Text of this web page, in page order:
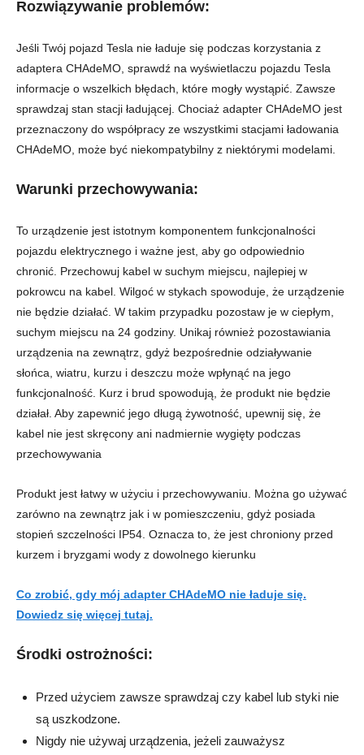
Rozwiązywanie problemów:
Jeśli Twój pojazd Tesla nie ładuje się podczas korzystania z
adaptera CHAdeMO, sprawdź na wyświetlaczu pojazdu Tesla
informacje o wszelkich błędach, które mogły wystąpić. Zawsze
sprawdzaj stan stacji ładującej. Chociaż adapter CHAdeMO jest
przeznaczony do współpracy ze wszystkimi stacjami ładowania
CHAdeMO, może być niekompatybilny z niektórymi modelami.
Warunki przechowywania:
To urządzenie jest istotnym komponentem funkcjonalności
pojazdu elektrycznego i ważne jest, aby go odpowiednio
chronić. Przechowuj kabel w suchym miejscu, najlepiej w
pokrowcu na kabel. Wilgoć w stykach spowoduje, że urządzenie
nie będzie działać. W takim przypadku pozostaw je w ciepłym,
suchym miejscu na 24 godziny. Unikaj również pozostawiania
urządzenia na zewnątrz, gdyż bezpośrednie odziaływanie
słońca, wiatru, kurzu i deszczu może wpłynąć na jego
funkcjonalność. Kurz i brud spowodują, że produkt nie będzie
działał. Aby zapewnić jego długą żywotność, upewnij się, że
kabel nie jest skręcony ani nadmiernie wygięty podczas
przechowywania
Produkt jest łatwy w użyciu i przechowywaniu. Można go używać
zarówno na zewnątrz jak i w pomieszczeniu, gdyż posiada
stopień szczelności IP54. Oznacza to, że jest chroniony przed
kurzem i bryzgami wody z dowolnego kierunku
Co zrobić, gdy mój adapter CHAdeMO nie ładuje się.
Dowiedz się więcej tutaj.
Środki ostrożności:
Przed użyciem zawsze sprawdzaj czy kabel lub styki nie
są uszkodzone.
Nigdy nie używaj urządzenia, jeżeli zauważysz